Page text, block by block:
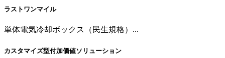
ラストワンマイル
単体電気冷却ボックス（民生規格）...
カスタマイズ型付加価値ソリューション